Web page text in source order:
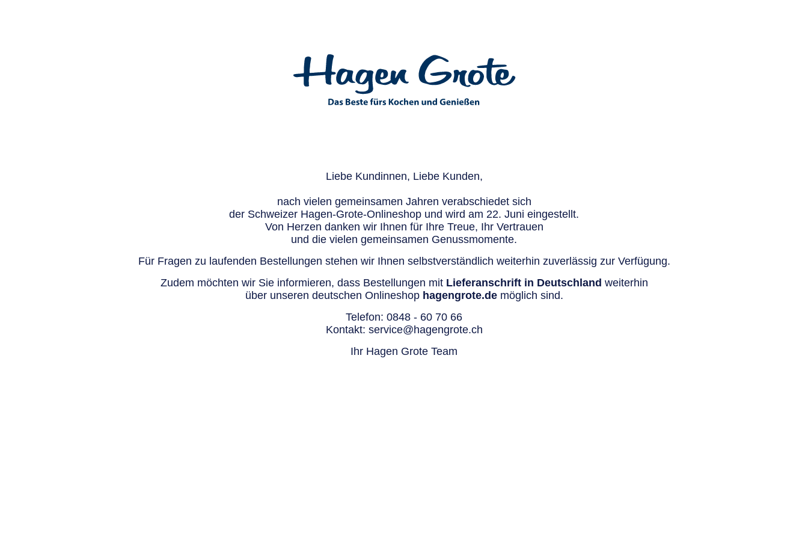
Liebe Kundinnen, Liebe Kunden,
nach vielen gemeinsamen Jahren verabschiedet sich
der Schweizer Hagen-Grote-Onlineshop und wird am 22. Juni eingestellt.
Von Herzen danken wir Ihnen für Ihre Treue, Ihr Vertrauen
und die vielen gemeinsamen Genussmomente.
Für Fragen zu laufenden Bestellungen stehen wir Ihnen selbstverständlich weiterhin zuverlässig zur Verfügung.
Zudem möchten wir Sie informieren, dass Bestellungen mit Lieferanschrift in Deutschland weiterhin
über unseren deutschen Onlineshop hagengrote.demöglich sind.
Telefon: 0848 - 60 70 66
Kontakt: service@hagengrote.ch
Ihr Hagen Grote Team